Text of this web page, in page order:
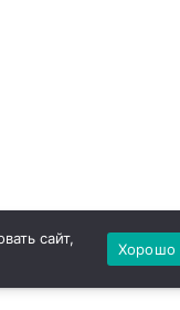
сайт,
Хорошо